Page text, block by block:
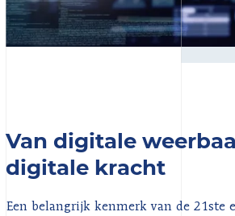
Van digitale
digitale kracht
Een belangrijk kenmerk van de 21ste